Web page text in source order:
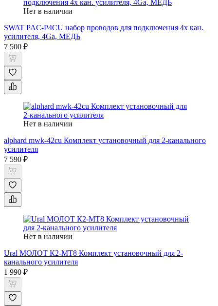
Нет в наличии
SWAT PAC-P4CU набор проводов для подключения 4х кан.
усилителя, 4Ga, МЕДЬ
7 500 ₽
Нет в наличии
alphard mwk-42cu Комплект установочный для 2-канального
усилителя
7 590 ₽
Нет в наличии
Ural МОЛОТ К2-МТ8 Комплект установочный для 2-
канального усилителя
1 990 ₽